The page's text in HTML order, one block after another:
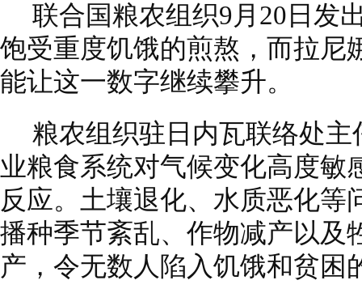
联合国粮农组织9月20日发
饱受重度饥饿的煎熬，而拉尼
能让这一数字继续攀升。
粮农组织驻日内瓦联络处
业粮食系统对气候变化高度敏
反应。土壤退化、水质恶化等
播种季节紊乱、作物减产以及
产，令无数人陷入饥饿和贫困